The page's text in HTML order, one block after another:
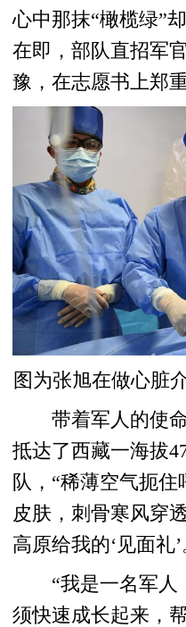
心中那抹“橄榄绿”
在即，部队直招军
豫，在志愿书上郑
图为张旭在做心脏
带着军人的使命
抵达了西藏一海拔
队，“稀薄空气扼
皮肤，刺骨寒风穿
高原给我的‘见面礼’
“我是一名军人
须快速成长起来，